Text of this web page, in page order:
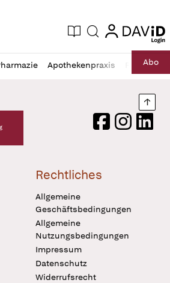
Zeitung
Aktuelle Ausgabe
Suche login
login
Apothekenpraxis RechtAbo
Verlag Logo
FacebookInstagram
Rechtliches
Allgemeine
Geschäftsbedingungen
Allgemeine
Nutzungsbedingungen
Impressum
Datenschutz
Widerrufsrecht